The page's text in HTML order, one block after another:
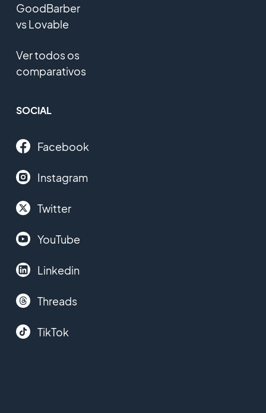
GoodBarber
vs Lovable
Ver todos os
comparativos
SOCIAL
Facebook
Instagram
Twitter
YouTube
Linkedin
Threads
TikTok